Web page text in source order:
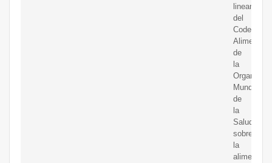
del
Codex
de
la
Mundial
de
la
Salud
sobre
la